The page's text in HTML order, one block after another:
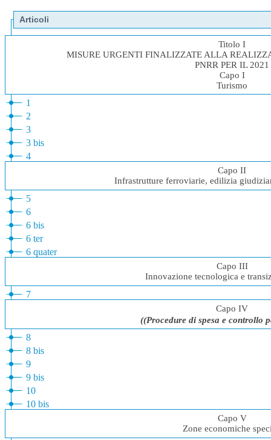
Articoli
Titolo I
MISURE URGENTI FINALIZZATE ALLA
PNRR PER IL 2021
Capo I
Turismo
1
2
3
3 bis
4
Capo II
Infrastrutture ferroviarie, edilizia
5
6
6 bis
6 ter
6 quater
Capo III
Innovazione tecnologica e
7
Capo IV
((Procedure di spesa e controllo
8
8 bis
9
9 bis
10
10 bis
Capo V
Zone economiche